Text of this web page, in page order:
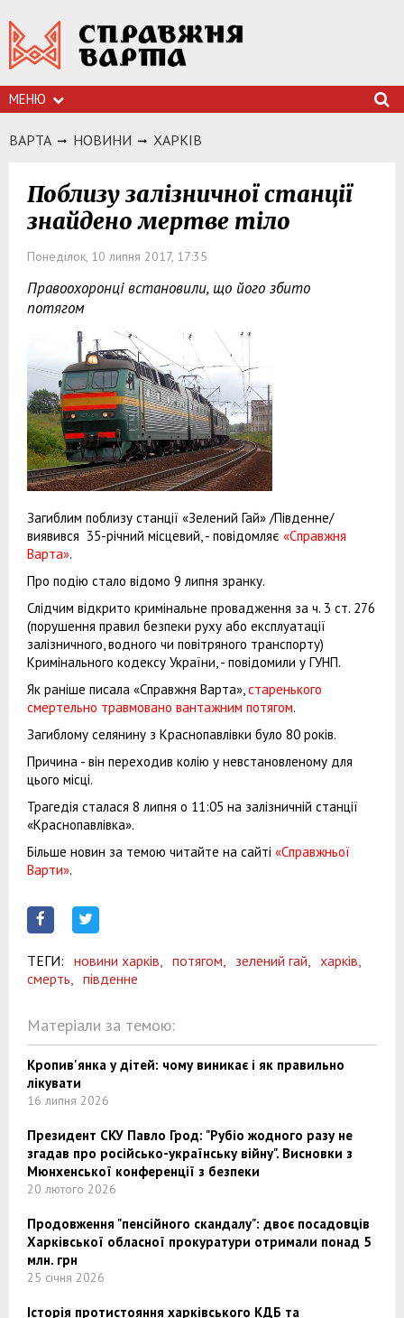
МЕНЮ
ВАРТА НОВИНИ ХАРКIВ
Поблизу залізничної станції
знайдено мертве тіло
Понеділок, 10 липня 2017, 17:35
Правоохоронці встановили, що його збито
потягом
Загиблим поблизу станції «Зелений Гай» /Південне/
виявився 35-річний місцевий, - повідомляє «Справжня
Варта».
Про подію стало відомо 9 липня зранку.
Слідчим відкрито кримінальне провадження за ч. 3 ст. 276
(порушення правил безпеки руху або експлуатації
залізничного, водного чи повітряного транспорту)
Кримінального кодексу України, - повідомили у ГУНП.
Як раніше писала «Справжня Варта», старенького
смертельно травмовано вантажним потягом.
Загиблому селянину з Краснопавлівки було 80 років.
Причина - він переходив колію у невстановленому для
цього місці.
Трагедія сталася 8 липня о 11:05 на залізничній станції
«Краснопавлівка».
Більше новин за темою читайте на сайті «Справжньої
Варти».
ТЕГИ: новини харків, потягом, зелений гай,
харків,
смерть,
південне
Матеріали за темою:
Кропив'янка у дітей: чому виникає і як правильно
лікувати
16 липня 2026
Президент СКУ Павло Грод: "Рубіо жодного разу не
згадав про російсько-українську війну". Висновки з
Мюнхенської конференції з безпеки
20 лютого 2026
Продовження "пенсійного скандалу": двоє посадовців
Харківської обласної прокуратури отримали понад 5
млн. грн
25 січня 2026
Історія протистояння харківського КДБ та